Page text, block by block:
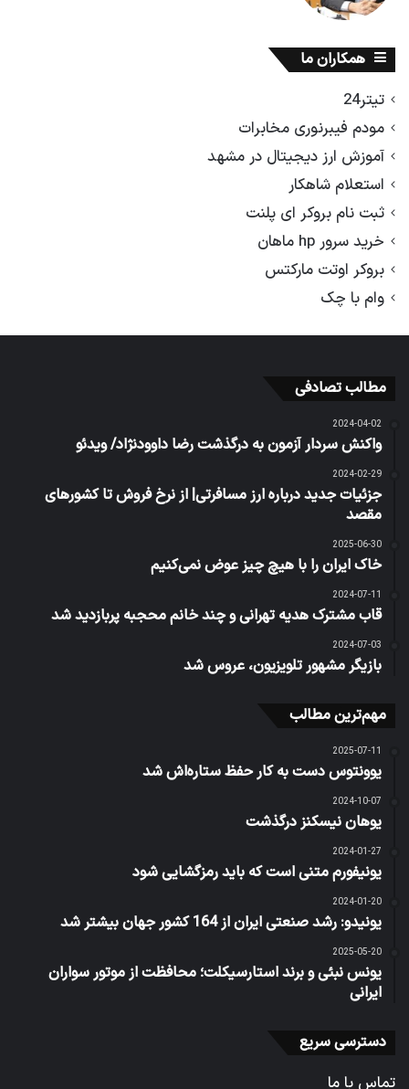
همکاران ما
تیتر24
مودم فیبرنوری مخابرات
آموزش ارز دیجیتال در مشهد
استعلام شاهکار
ثبت نام بروکر ای پلنت
خرید سرور hp ماهان
بروکر اوتت مارکتس
وام با چک
مطالب تصادفی
2024-04-02
واکنش سردار آزمون به درگذشت رضا داوودنژاد/ ویدئو
2024-02-29
جزئیات جدید درباره ارز مسافرتی| از نرخ فروش تا کشورهای
مقصد
2025-06-30
خاک ایران را با هیچ چیز عوض نمی‌کنیم
2024-07-11
قاب مشترک هدیه تهرانی و چند خانم محجبه پربازدید شد
2024-07-03
بازیگر مشهور تلویزیون، عروس شد
مهم‌ترین مطالب
2025-07-11
یوونتوس دست به کار حفظ ستاره‌اش شد
2024-10-07
یوهان نیسکنز درگذشت
2024-01-27
یونیفورم متنی است که باید رمزگشایی شود
2024-01-20
یونیدو: رشد صنعتی ایران از 164 کشور جهان بیشتر شد
2025-05-20
یونس نبئی و برند استارسیکلت؛ محافظت از موتور سواران
ایرانی
دسترسی سریع
تماس با ما